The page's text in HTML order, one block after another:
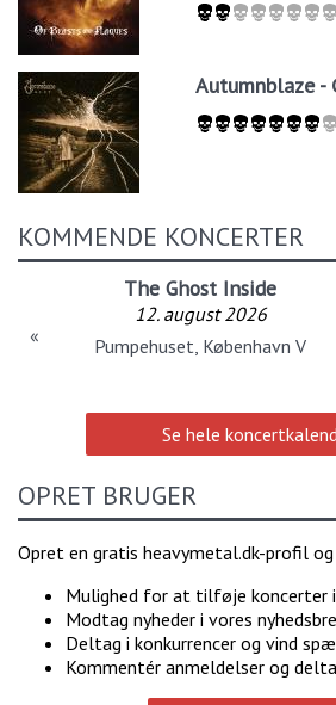
Autumnblaze -
KOMMENDE KONCERTER
The Ghost Inside
12. august 2026
Pumpehuset, København V
«
Se hele
OPRET BRUGER
Opret en gratis heavymetal.dk-profil
Mulighed for at tilføje koncerter
Modtag nyheder i vores
Deltag i konkurrencer og vind
Kommentér anmeldelser og